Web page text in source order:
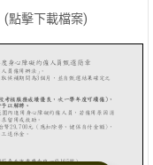
(點擊下載檔案)